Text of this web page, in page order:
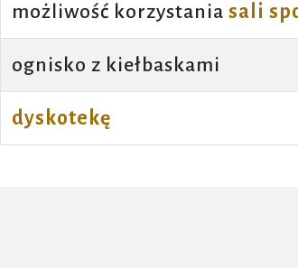
możliwość korzystania sali
ognisko z kiełbaskami
dyskotekę